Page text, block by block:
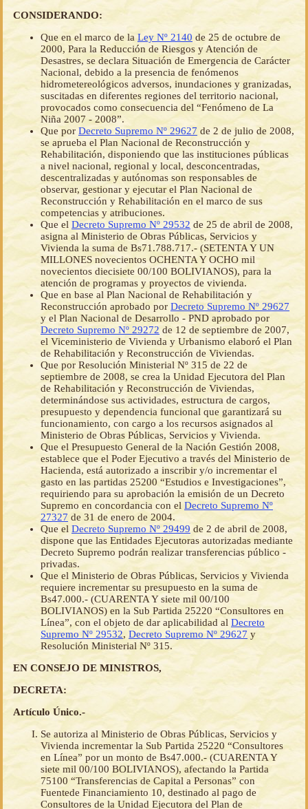
CONSIDERANDO:
Que en el marco de laLey Nº 2140 de 25 de octubre de
2000, Para la Reducción de Riesgos y Atención de
Desastres, se declara Situación de Emergencia de Carácter
Nacional, debido a la presencia de fenómenos
hidrometereológicos adversos, inundaciones y granizadas,
suscitadas en diferentes regiones del territorio nacional,
provocados como consecuencia del “Fenómeno de La
Niña 2007 - 2008”.
Que por Decreto Supremo Nº 29627 de 2 de julio de 2008,
se aprueba el Plan Nacional de Reconstrucción y
Rehabilitación, disponiendo que las instituciones públicas
a nivel nacional, regional y local, desconcentradas,
descentralizadas y autónomas son responsables de
observar, gestionar y ejecutar el Plan Nacional de
Reconstrucción y Rehabilitación en el marco de sus
competencias y atribuciones.
Que el Decreto Supremo Nº 29532 de 25 de abril de 2008,
asigna al Ministerio de Obras Públicas, Servicios y
Vivienda la suma de Bs71.788.717.- (SETENTA Y UN
MILLONES novecientos OCHENTA Y OCHO mil
novecientos diecisiete 00/100 BOLIVIANOS), para la
atención de programas y proyectos de vivienda.
Que en base al Plan Nacional de Rehabilitación y
Reconstrucción aprobado por Decreto Supremo Nº 29627
y el Plan Nacional de Desarrollo - PND aprobado por
Decreto Supremo Nº 29272de 12 de septiembre de 2007,
el Viceministerio de Vivienda y Urbanismo elaboró el Plan
de Rehabilitación y Reconstrucción de Viviendas.
Que por Resolución Ministerial Nº 315 de 22 de
septiembre de 2008, se crea la Unidad Ejecutora del Plan
de Rehabilitación y Reconstrucción de Viviendas,
determinándose sus actividades, estructura de cargos,
presupuesto y dependencia funcional que garantizará su
funcionamiento, con cargo a los recursos asignados al
Ministerio de Obras Públicas, Servicios y Vivienda.
Que el Presupuesto General de la Nación Gestión 2008,
establece que el Poder Ejecutivo a través del Ministerio de
Hacienda, está autorizado a inscribir y/o incrementar el
gasto en las partidas 25200 “Estudios e Investigaciones”,
requiriendo para su aprobación la emisión de un Decreto
Supremo en concordancia con el Decreto Supremo Nº
27327 de 31 de enero de 2004.
Que el Decreto Supremo Nº 29499 de 2 de abril de 2008,
dispone que las Entidades Ejecutoras autorizadas mediante
Decreto Supremo podrán realizar transferencias público -
privadas.
Que el Ministerio de Obras Públicas, Servicios y Vivienda
requiere incrementar su presupuesto en la suma de
Bs47.000.- (CUARENTA Y siete mil 00/100
BOLIVIANOS) en la Sub Partida 25220 “Consultores en
Línea”, con el objeto de dar aplicabilidad al Decreto
Supremo Nº 29532, Decreto Supremo Nº 29627 y
Resolución Ministerial Nº 315.
EN CONSEJO DE MINISTROS,
DECRETA:
Artículo Único.-
Se autoriza al Ministerio de Obras Públicas, Servicios y
Vivienda incrementar la Sub Partida 25220 “Consultores
en Línea” por un monto de Bs47.000.- (CUARENTA Y
siete mil 00/100 BOLIVIANOS), afectando la Partida
75100 “Transferencias de Capital a Personas” con
Fuentede Financiamiento 10, destinado al pago de
Consultores de la Unidad Ejecutora del Plan de